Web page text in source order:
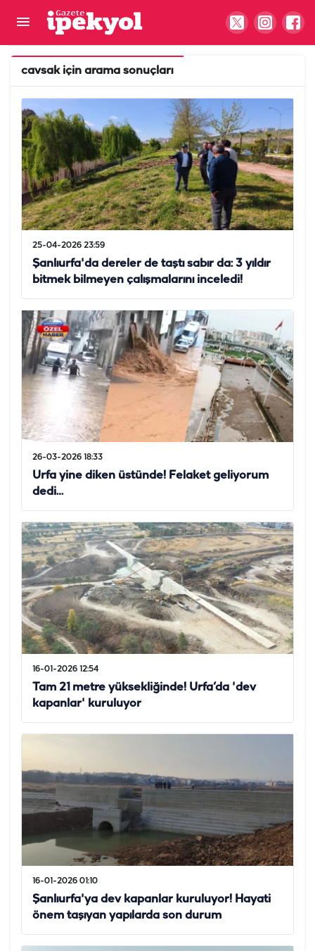
cavsakiçin arama sonuçları
25-04-2026 23:59
Şanlıurfa'da dereler de taştı sabır da: 3 yıldır
bitmek bilmeyen çalışmalarını inceledi!
26-03-2026 18:33
Urfa yine diken üstünde! Felaket geliyorum
dedi…
16-01-2026 12:54
Tam 21 metre yüksekliğinde! Urfa’da 'dev
kapanlar' kuruluyor
16-01-2026 01:10
Şanlıurfa'ya dev kapanlar kuruluyor! Hayati
önem taşıyan yapılarda son durum